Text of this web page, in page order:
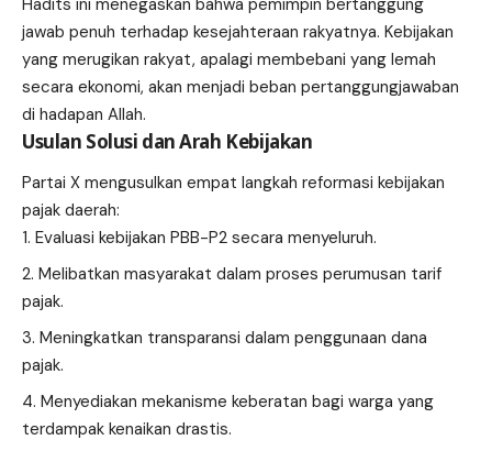
jawab penuh terhadap kesejahteraan rakyatnya. Kebijakan
yang merugikan rakyat, apalagi membebani yang lemah
secara ekonomi, akan menjadi beban pertanggungjawaban
di hadapan Allah.
Usulan Solusi dan Arah Kebijakan
Partai X mengusulkan empat langkah reformasi kebijakan
pajak daerah:
Evaluasi kebijakan PBB-P2 secara menyeluruh.
Melibatkan masyarakat dalam proses perumusan tarif
pajak.
Meningkatkan transparansi dalam penggunaan dana
pajak.
Menyediakan mekanisme keberatan bagi warga yang
terdampak kenaikan drastis.